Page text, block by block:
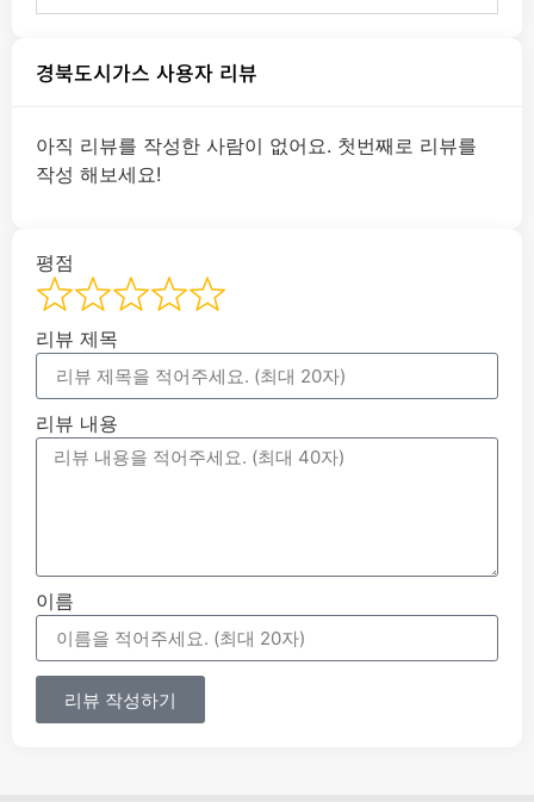
경북도시가스 사용자 리뷰
아직 리뷰를 작성한 사람이 없어요. 첫번째로 리뷰를
작성 해보세요!
평점
리뷰 제목
리뷰 내용
이름
리뷰 작성하기